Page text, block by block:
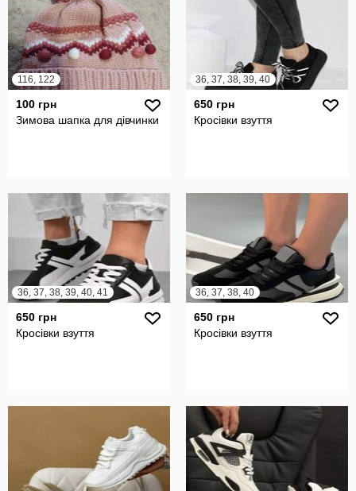
116, 122
100 грн
Зимова шапка для дівчинки
36, 37, 38, 39, 40
650 грн
Кросівки взуття
36, 37, 38, 39, 40, 41
650 грн
Кросівки взуття
36, 37, 38, 40
650 грн
Кросівки взуття